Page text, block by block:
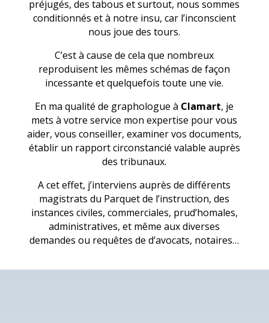
préjugés, des tabous et surtout, nous sommes
conditionnés et à notre insu, car l’inconscient
nous joue des tours.
C’est à cause de cela que nombreux
reproduisent les mêmes schémas de façon
incessante et quelquefois toute une vie.
En ma qualité de graphologue à Clamart, je
mets à votre service mon expertise pour vous
aider, vous conseiller, examiner vos documents,
établir un rapport circonstancié valable auprès
des tribunaux.
A cet effet, j’interviens auprès de différents
magistrats du Parquet de l’instruction, des
instances civiles, commerciales, prud’homales,
administratives, et même aux diverses
demandes ou requêtes de d’avocats, notaires…